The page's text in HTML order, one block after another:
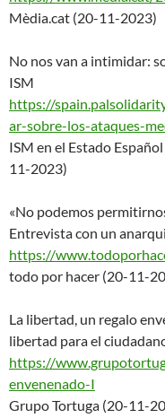
Mèdia.cat (20-11-2023)
No nos van a intimidar:
ISM
https://
ar-sobre-los-ataques-
ISM en el Estado
11-2023)
«No podemos
Entrevista con un
https://
todo por hacer (20-11-
La libertad, un regalo
libertad para el
https://
envenenado-I
Grupo Tortuga (20-11-